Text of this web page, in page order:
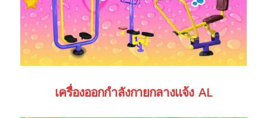
เครื่องออกกำลังกายกลางแจ้ง AL